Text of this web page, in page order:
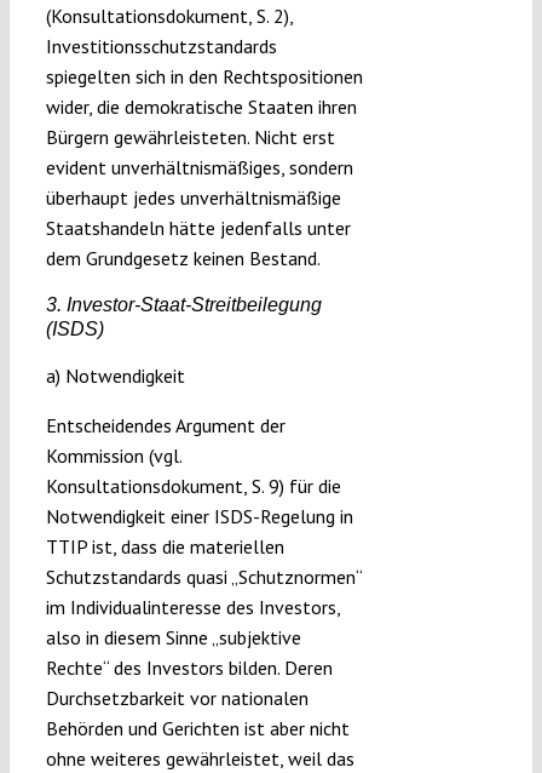
(Konsultationsdokument, S. 2),
Investitionsschutzstandards
spiegelten sich in den Rechtspositionen
wider, die demokratische Staaten ihren
Bürgern gewährleisteten. Nicht erst
evident unverhältnismäßiges, sondern
überhaupt jedes unverhältnismäßige
Staatshandeln hätte jedenfalls unter
dem Grundgesetz keinen Bestand.
3. Investor-Staat-Streitbeilegung
(ISDS)
a) Notwendigkeit
Entscheidendes Argument der
Kommission (vgl.
Konsultationsdokument, S. 9) für die
Notwendigkeit einer ISDS-Regelung in
TTIP ist, dass die materiellen
Schutzstandards quasi „Schutznormen“
im Individualinteresse des Investors,
also in diesem Sinne „subjektive
Rechte“ des Investors bilden. Deren
Durchsetzbarkeit vor nationalen
Behörden und Gerichten ist aber nicht
ohne weiteres gewährleistet, weil das